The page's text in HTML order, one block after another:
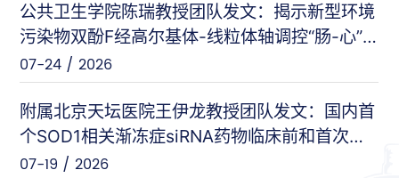
公共卫生学院陈瑞教授团队发文：揭示新型环境
污染物双酚F经高尔基体-线粒体轴调控“肠-心”
对话的新机制
07-24 / 2026
附属北京天坛医院王伊龙教授团队发文：国内首
个SOD1相关渐冻症siRNA药物临床前和首次人
体临床数据
07-19 / 2026
07-17 / 2026
王刚等（安定医院） Cell Host & Microbe
07-10 / 2026
张伟等（天坛医院）